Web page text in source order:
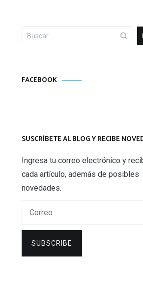
Buscar:
FACEBOOK
SUSCRÍBETE AL BLOG Y RECIBE
Ingresa tu correo electrónico y
cada artículo, además de posibles
novedades.
SUBSCRIBE